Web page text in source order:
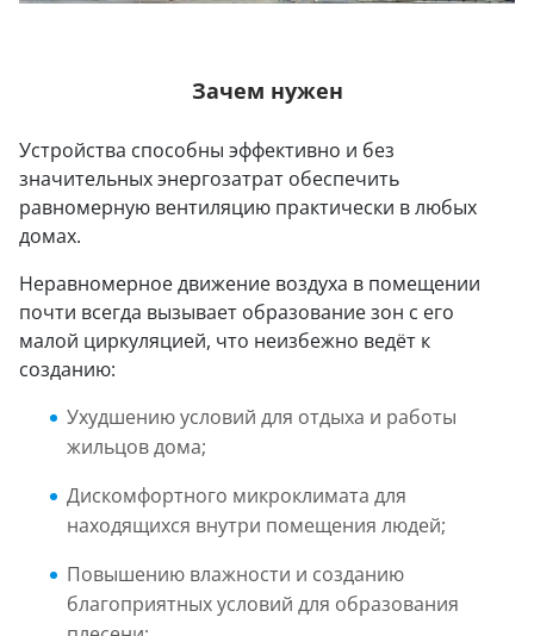
Зачем нужен
Устройства способны эффективно и без
значительных энергозатрат обеспечить
равномерную вентиляцию практически в любых
домах.
Неравномерное движение воздуха в помещении
почти всегда вызывает образование зон с его
малой циркуляцией, что неизбежно ведёт к
созданию:
Ухудшению условий для отдыха и работы
жильцов дома;
Дискомфортного микроклимата для
находящихся внутри помещения людей;
Повышению влажности и созданию
благоприятных условий для образования